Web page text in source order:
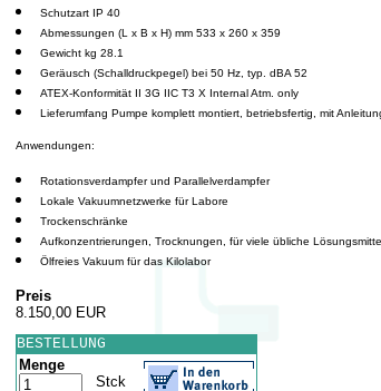
Schutzart IP 40
Abmessungen (L x B x H) mm 533 x 260 x 359
Gewicht kg 28.1
Geräusch (Schalldruckpegel) bei 50 Hz, typ. dBA 52
ATEX-Konformität II 3G IIC T3 X Internal Atm. only
Lieferumfang Pumpe komplett montiert, betriebsfertig, mit
Anwendungen:
Rotationsverdampfer und Parallelverdampfer
Lokale Vakuumnetzwerke für Labore
Trockenschränke
Aufkonzentrierungen, Trocknungen, für viele übliche
Ölfreies Vakuum für das Kilolabor
Preis
8.150,00 EUR
BESTELLUNG
Menge
Stck